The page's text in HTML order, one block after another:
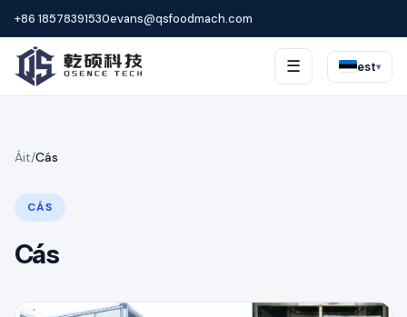
+86 18578391530evans@qsfoodmach.com
☰ est▾
Áit/Cás
CÁS
Cás